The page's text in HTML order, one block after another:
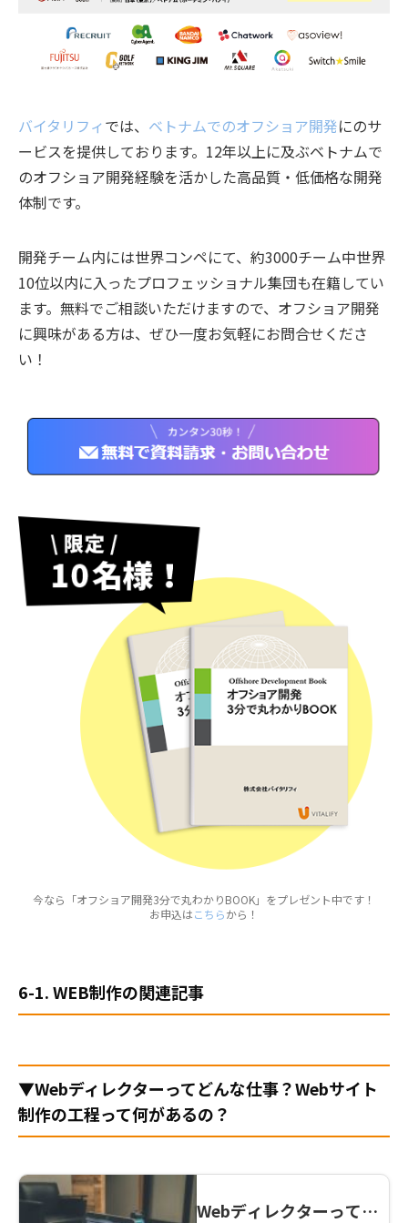
バイタリフィでは、 ベトナムでのオフショア開発にのサ
ービスを提供しております。12年以上に及ぶベトナムで
のオフショア開発経験を活かした高品質・低価格な開発
体制です。
開発チーム内には世界コンペにて、約3000チーム中世界
10位以内に入ったプロフェッショナル集団も在籍してい
ます。無料でご相談いただけますので、オフショア開発
に興味がある方は、ぜひ一度お気軽にお問合せくださ
い！
今なら「オフショア開発3分で丸わかりBOOK」をプレゼント中です！
お申込はこちらから！
6-1. WEB制作の関連記事
▼Webディレクターってどんな仕事？Webサイト
制作の工程って何があるの？
Webディレクターってど